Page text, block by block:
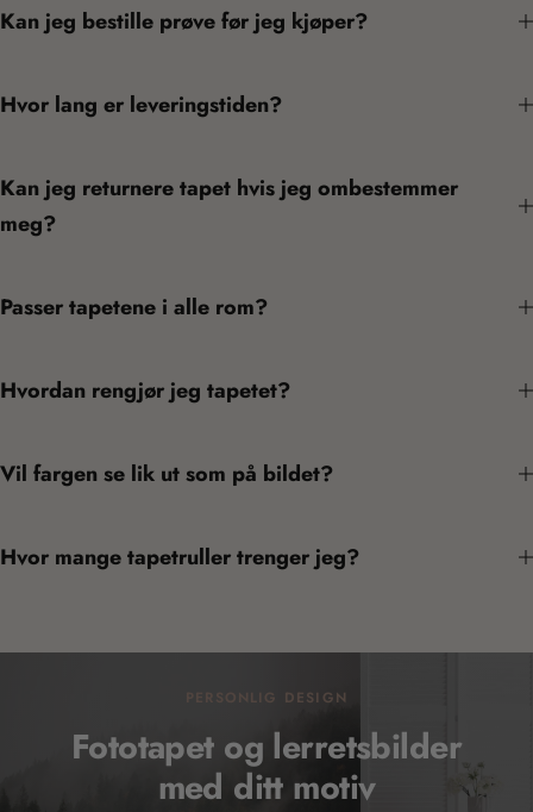
Kan jeg bestille prøve før jeg kjøper?
Hvor lang er leveringstiden?
Kan jeg returnere tapet hvis jeg ombestemmer
meg?
Passer tapetene i alle rom?
Hvordan rengjør jeg tapetet?
Vil fargen se lik ut som på bildet?
Hvor mange tapetruller trenger jeg?
PERSONLIG DESIGN
Fototapet og lerretsbilder
med ditt motiv